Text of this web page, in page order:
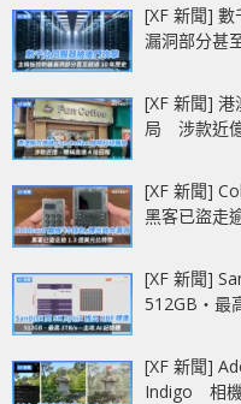
[XF 新聞]
漏洞部分甚
[XF 新聞]
局 涉款近
[XF 新聞]
黑客已盜走
[XF 新聞]
512GB‧最
[XF 新聞]
Indigo 相機